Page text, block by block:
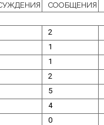
СООБЩЕНИЯ
2
1
1
2
5
4
0